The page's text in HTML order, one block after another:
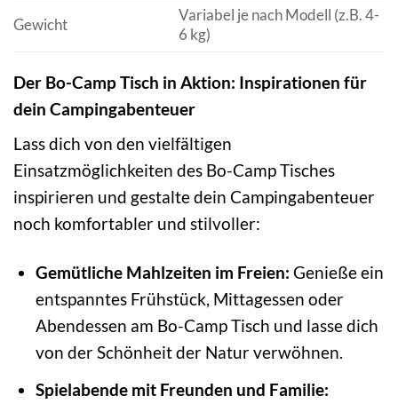
Gewicht
Variabel je nach Modell (z.B. 4-
6 kg)
Der Bo-Camp Tisch in Aktion: Inspirationen für
dein Campingabenteuer
Lass dich von den vielfältigen
Einsatzmöglichkeiten des Bo-Camp Tisches
inspirieren und gestalte dein Campingabenteuer
noch komfortabler und stilvoller:
Gemütliche Mahlzeiten im Freien: Genieße ein
entspanntes Frühstück, Mittagessen oder
Abendessen am Bo-Camp Tisch und lasse dich
von der Schönheit der Natur verwöhnen.
Spielabende mit Freunden und Familie: